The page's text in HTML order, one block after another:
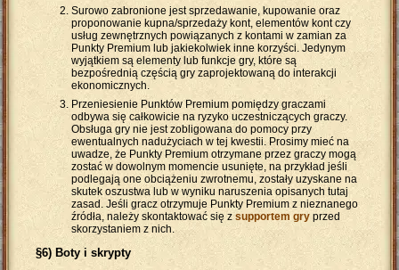
Surowo zabronione jest sprzedawanie, kupowanie oraz
proponowanie kupna/sprzedaży kont, elementów kont czy
usług zewnętrznych powiązanych z kontami w zamian za
Punkty Premium lub jakiekolwiek inne korzyści. Jedynym
wyjątkiem są elementy lub funkcje gry, które są
bezpośrednią częścią gry zaprojektowaną do interakcji
ekonomicznych.
Przeniesienie Punktów Premium pomiędzy graczami
odbywa się całkowicie na ryzyko uczestniczących graczy.
Obsługa gry nie jest zobligowana do pomocy przy
ewentualnych nadużyciach w tej kwestii. Prosimy mieć na
uwadze, że Punkty Premium otrzymane przez graczy mogą
zostać w dowolnym momencie usunięte, na przykład jeśli
podlegają one obciążeniu zwrotnemu, zostały uzyskane na
skutek oszustwa lub w wyniku naruszenia opisanych tutaj
zasad. Jeśli gracz otrzymuje Punkty Premium z nieznanego
źródła, należy skontaktować się z supportem gry przed
skorzystaniem z nich.
§6) Boty i skrypty